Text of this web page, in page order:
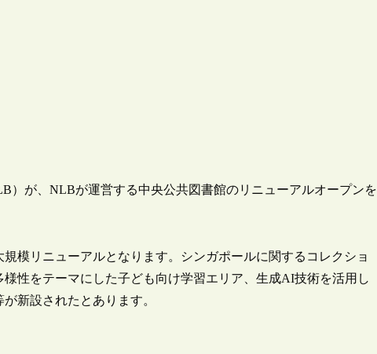
）が、NLBが運営する中央公共図書館のリニューアルオープンを
模リニューアルとなります。シンガポールに関するコレクショ
性をテーマにした子ども向け学習エリア、生成AI技術を活用し
新設されたとあります。